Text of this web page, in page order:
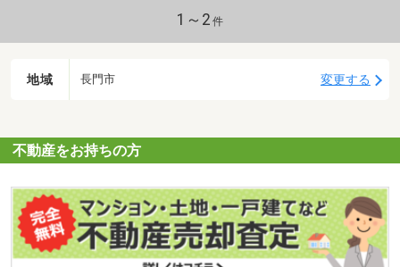
1～2 件
地域 長門市 変更する
不動産をお持ちの方